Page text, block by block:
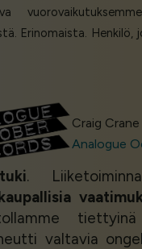
Erinomaista. Henkilö,
Craig Crane
Analogue
.
valtavia